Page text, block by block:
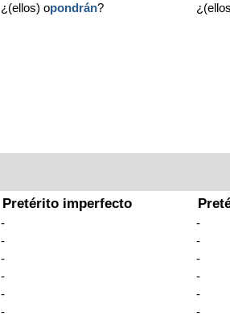
¿(ellos) opondrán?
Pretérito imperfecto
-
-
-
-
-
-
-
-
-
-
-
-